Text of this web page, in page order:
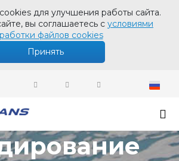
для улучшения работы сайта.
вы соглашаетесь с условиями
файлов cookies
Принять
87 64кабинет